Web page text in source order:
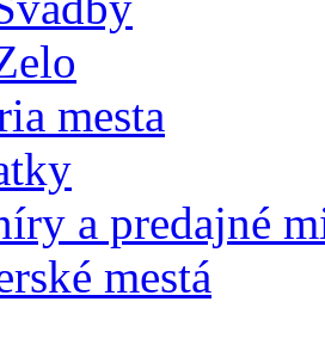
mesta
a predajné
mestá